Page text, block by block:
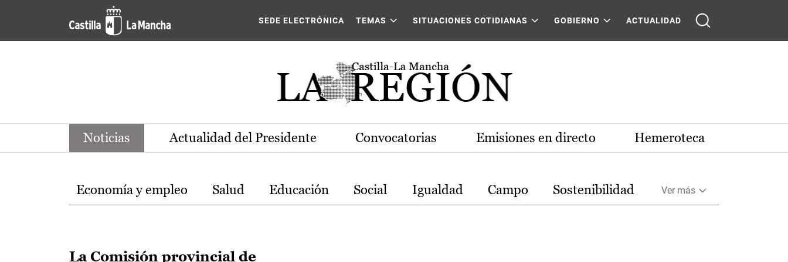
Pasar al contenido principal
Noticias de la región de Castilla-La Mancha
SEDE ELECTRÓNICA TEMAS SITUACIONES COTIDIANAS GOBIERNO ACTUALIDAD
Noticias Actualidad del Presidente Convocatorias Emisiones en directo Hemeroteca
Temas
Economía y empleo Salud Educación Social Igualdad Campo Sostenibilidad Ver más
La Comisión provincial de